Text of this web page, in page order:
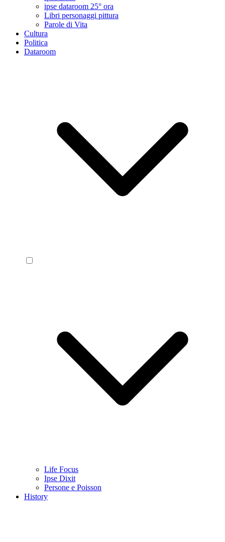
ipse dataroom 25° ora
Libri personaggi pittura
Parole di Vita
Cultura
Politica
Dataroom
Life Focus
Ipse Dixit
Persone e Poisson
History